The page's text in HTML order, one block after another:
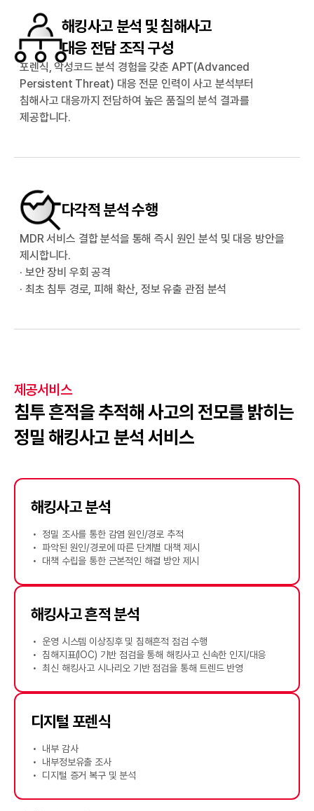
해킹사고 분석 및 침해사고
대응 전담 조직 구성
포렌식, 악성코드 분석 경험을 갖춘 APT(Advanced
Persistent Threat) 대응 전문 인력이 사고 분석부터
침해사고 대응까지 전담하여 높은 품질의 분석 결과를
제공합니다.
다각적 분석 수행
MDR 서비스 결합 분석을 통해 즉시 원인 분석 및 대응 방안을
제시합니다.
· 보안 장비 우회 공격
· 최초 침투 경로, 피해 확산, 정보 유출 관점 분석
제공서비스
침투 흔적을 추적해 사고의 전모를 밝히는
정밀 해킹사고 분석 서비스
해킹사고 분석
정밀 조사를 통한 감염 원인/경로 추적
파악된 원인/경로에 따른 단계별 대책 제시
대책 수립을 통한 근본적인 해결 방안 제시
해킹사고 흔적 분석
운영 시스템 이상징후 및 침해흔적 점검 수행
침해지표(IOC) 기반 점검을 통해 해킹사고 신속한 인지/대응
최신 해킹사고 시나리오 기반 점검을 통해 트렌드 반영
디지털 포렌식
내부 감사
내부정보유출 조사
디지털 증거 복구 및 분석